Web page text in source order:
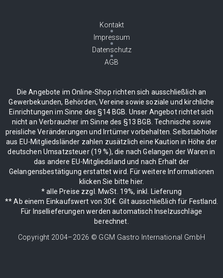
Kontakt
Impressum
Datenschutz
AGB
Die Angebote im Online-Shop richten sich ausschließlich an
Gewerbekunden, Behörden, Vereine sowie soziale und kirchliche
Einrichtungen im Sinne des §14 BGB. Unser Angebot richtet sich
nicht an Verbraucher im Sinne des §13 BGB. Technische sowie
preisliche Veränderungen und Irrtümer vorbehalten. Selbstabholer
aus EU-Mitgliedsländer zahlen zusätzlich eine Kaution in Höhe der
deutschen Umsatzsteuer (19 %), die nach Gelangen der Waren in
das andere EU-Mitgliedsland und nach Erhalt der
Gelangensbestätigung erstattet wird. Für weitere Informationen
klicken Sie bitte hier.
* alle Preise zzgl. MwSt. 19%, inkl. Lieferung
** Ab einem Einkaufswert von 30€. Gilt ausschließlich für Festland.
Für Insellieferungen werden automatisch Inselzuschläge
berechnet.
Copyright 2004–2026 © GGM Gastro International GmbH